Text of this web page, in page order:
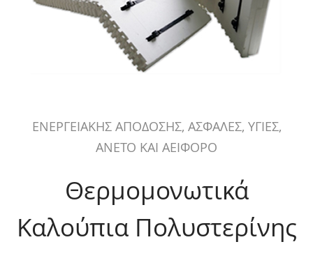
ΕΝΕΡΓΕΙΑΚΗΣ ΑΠΟΔΟΣΗΣ, ΑΣΦΑΛΕΣ, ΥΓΙΕΣ,
ΑΝΕΤΟ ΚΑΙ ΑΕΙΦΟΡΟ
Θερμομονωτικά
Καλούπια Πολυστερίνης